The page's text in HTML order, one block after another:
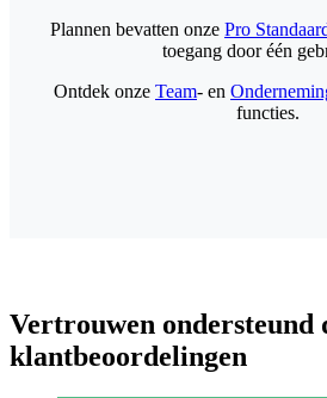
Plannen bevatten onze Pro
toegang door één
Ontdek onze Team- en
functies.
Vertrouwen ondersteund
klantbeoordelingen